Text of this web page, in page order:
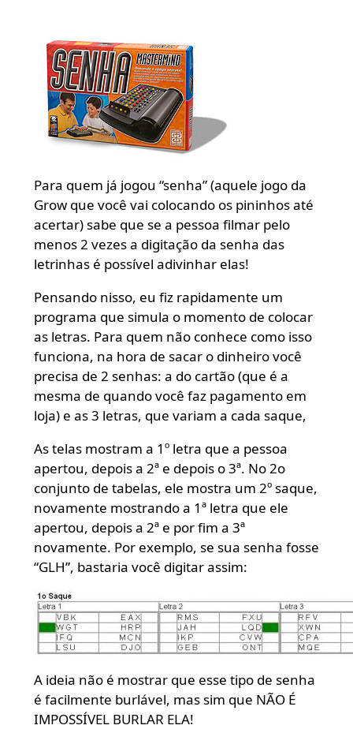
Para quem já jogou “senha” (aquele jogo da
Grow que você vai colocando os pininhos até
acertar) sabe que se a pessoa filmar pelo
menos 2 vezes a digitação da senha das
letrinhas é possível adivinhar elas!
Pensando nisso, eu fiz rapidamente um
programa que simula o momento de colocar
as letras. Para quem não conhece como isso
funciona, na hora de sacar o dinheiro você
precisa de 2 senhas: a do cartão (que é a
mesma de quando você faz pagamento em
loja) e as 3 letras, que variam a cada saque,
As telas mostram a 1º letra que a pessoa
apertou, depois a 2ª e depois o 3ª. No 2o
conjunto de tabelas, ele mostra um 2º saque,
novamente mostrando a 1ª letra que ele
apertou, depois a 2ª e por fim a 3ª
novamente. Por exemplo, se sua senha fosse
“GLH”, bastaria você digitar assim:
A ideia não é mostrar que esse tipo de senha
é facilmente burlável, mas sim que NÃO É
IMPOSSÍVEL BURLAR ELA!